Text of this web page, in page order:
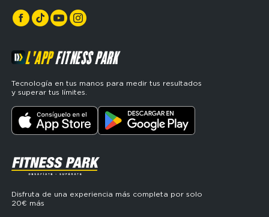
L'APPFITNESS PARK
Tecnología en tus manos para medir tus resultados
y superar tus límites.
SVG
Disfruta de una experiencia más completa por solo
20€ más